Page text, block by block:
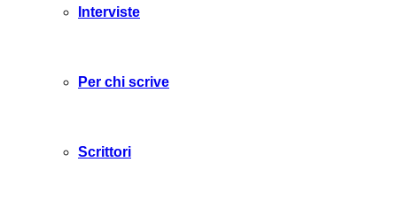
Interviste
Per chi scrive
Scrittori